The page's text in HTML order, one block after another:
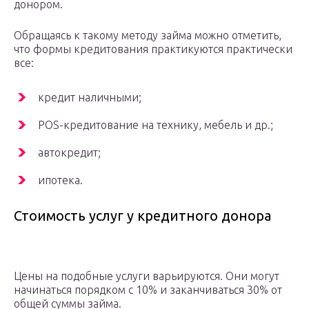
донором.
Обращаясь к такому методу займа можно отметить,
что формы кредитования практикуются практически
все:
кредит наличными;
POS-кредитование на технику, мебель и др.;
автокредит;
ипотека.
Стоимость услуг у кредитного донора
Цены на подобные услуги варьируются. Они могут
начинаться порядком с 10% и заканчиваться 30% от
общей суммы займа.